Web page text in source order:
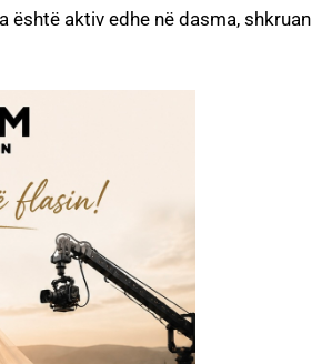
është aktiv edhe në dasma, shkruan